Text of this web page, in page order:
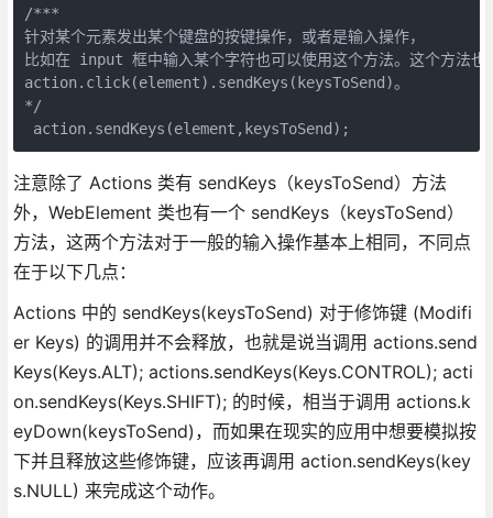
/***
针对某个元素发出某个键盘的按键操作，或者是输入操作，
比如在 input 框中输入某个字符也可以使用这个方法。这个方法也
action.click(element).sendKeys(keysToSend)。
*/
action.sendKeys(element,keysToSend);
注意除了 Actions 类有 sendKeys（keysToSend）方法
外，WebElement 类也有一个 sendKeys（keysToSend）
方法，这两个方法对于一般的输入操作基本上相同，不同点
在于以下几点：
Actions 中的 sendKeys(keysToSend) 对于修饰键 (Modifi
er Keys) 的调用并不会释放，也就是说当调用 actions.send
Keys(Keys.ALT); actions.sendKeys(Keys.CONTROL); acti
on.sendKeys(Keys.SHIFT); 的时候，相当于调用 actions.k
eyDown(keysToSend)，而如果在现实的应用中想要模拟按
下并且释放这些修饰键，应该再调用 action.sendKeys(key
s.NULL) 来完成这个动作。